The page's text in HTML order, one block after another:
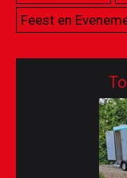
Feest en